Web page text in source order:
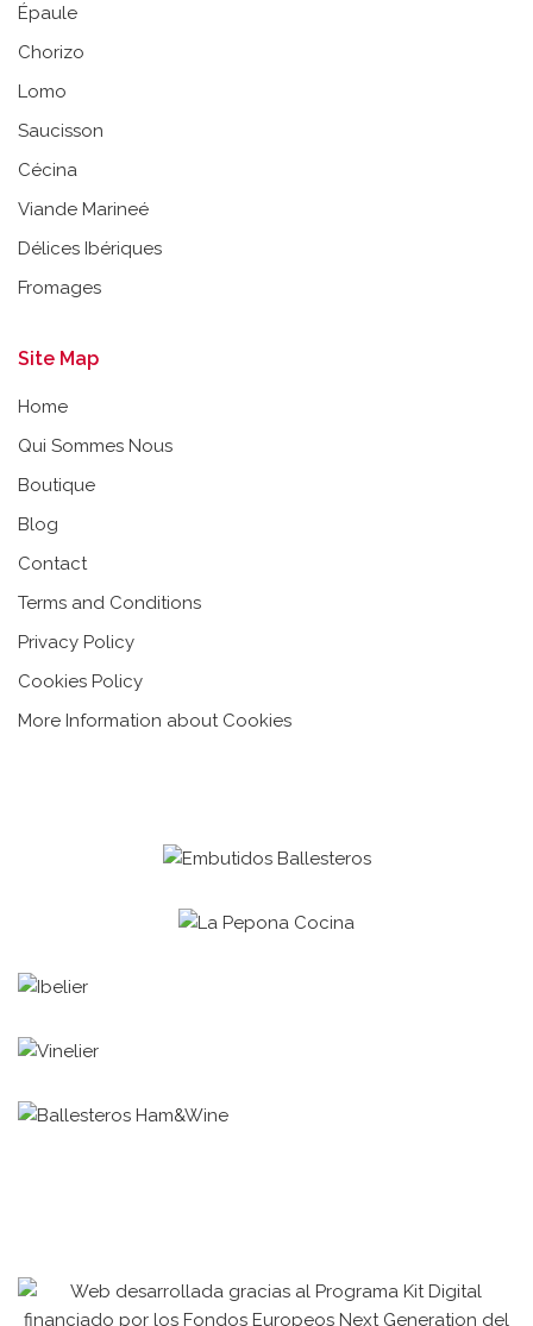
Épaule
Chorizo
Lomo
Saucisson
Cécina
Viande Marineé
Délices Ibériques
Fromages
Site Map
Home
Qui Sommes Nous
Boutique
Blog
Contact
Terms and Conditions
Privacy Policy
Cookies Policy
More Information about Cookies